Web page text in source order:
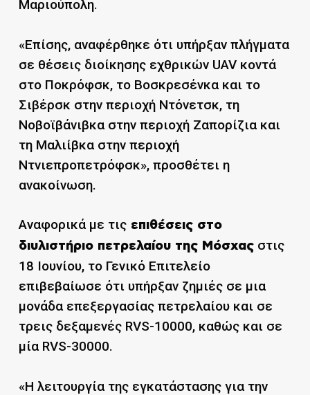
Μαριούπολη.
«Επίσης, αναφέρθηκε ότι υπήρξαν πλήγματα
σε θέσεις διοίκησης εχθρικών UAV κοντά
στο Ποκρόφσκ, το Βοσκρεσένκα και το
Σιβέρσκ στην περιοχή Ντόνετσκ, τη
Νοβοϊβάνιβκα στην περιοχή Ζαπορίζια και
τη Μαλιίβκα στην περιοχή
Ντνιεπροπετρόφσκ», προσθέτει η
ανακοίνωση.
Αναφορικά με τιςεπιθέσεις στο
διυλιστήριο πετρελαίου της Μόσχαςστις
18 Ιουνίου, το Γενικό Επιτελείο
επιβεβαίωσε ότι υπήρξαν ζημιές σε μια
μονάδα επεξεργασίας πετρελαίου και σε
τρεις δεξαμενές RVS-10000, καθώς και σε
μία RVS-30000.
«Η λειτουργία της εγκατάστασης για την